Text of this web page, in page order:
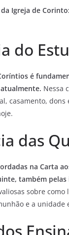
Igreja de Corinto:
do
é
Nessa
casamento,
das
na Carta
também
sobre
e a unidade